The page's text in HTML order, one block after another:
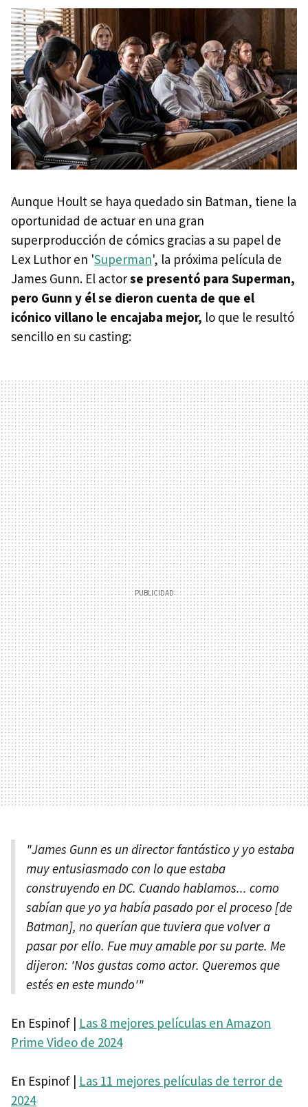
Aunque Hoult se haya quedado sin Batman, tiene la
oportunidad de actuar en una gran
superproducción de cómics gracias a su papel de
Lex Luthor en 'Superman', la próxima película de
James Gunn. El actorse presentó para Superman,
pero Gunn y él se dieron cuenta de que el
icónico villano le encajaba mejor, lo que le resultó
sencillo en su casting:
"James Gunn es un director fantástico y yo estaba
muy entusiasmado con lo que estaba
construyendo en DC. Cuando hablamos... como
sabían que yo ya había pasado por el proceso [de
Batman], no querían que tuviera que volver a
pasar por ello. Fue muy amable por su parte. Me
dijeron: 'Nos gustas como actor. Queremos que
estés en este mundo'"
En Espinof | Las 8 mejores películas en Amazon
Prime Video de 2024
En Espinof | Las 11 mejores películas de terror de
2024